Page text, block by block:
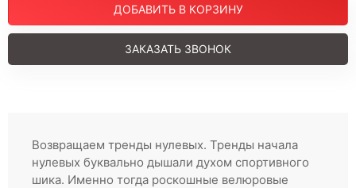
Для подростков
Костюмы
О компании
ДОБАВИТЬ В КОРЗИНУ
ЗАКАЗАТЬ ЗВОНОК
Возвращаем тренды нулевых. Тренды начала
нулевых буквально дышали духом спортивного
шика. Именно тогда роскошные велюровые